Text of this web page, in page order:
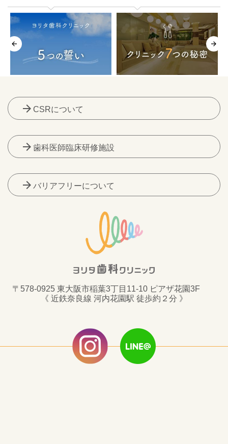
arrow_forward CSRについて
arrow_forward 歯科医師臨床研修施設
arrow_forward バリアフリーについて
〒578-0925 東大阪市稲葉3丁目11-10 ピアザ花園3F
《 近鉄奈良線 河内花園駅 徒歩約２分 》